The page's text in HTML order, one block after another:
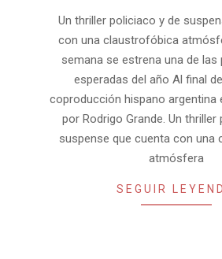
Un thriller policiaco y de
con una claustrofóbica
semana se estrena una de las
esperadas del año Al final
coproducción hispano argentina
por Rodrigo Grande. Un thriller
suspense que cuenta con una
atmósfera
SEGUIR